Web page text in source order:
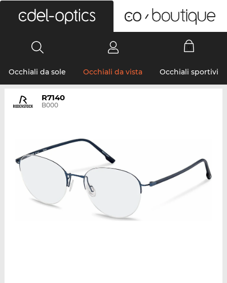
Occhiali da sole Occhiali da vista Occhiali sportivi
R7140
B000